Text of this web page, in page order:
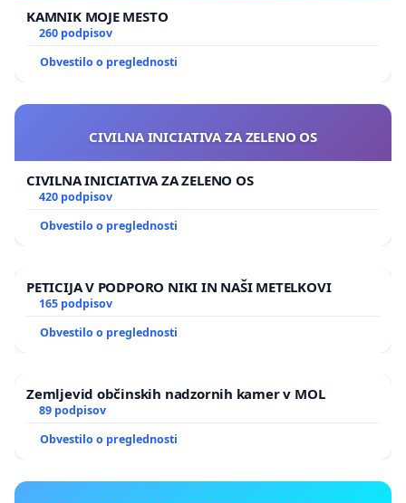
KAMNIK MOJE MESTO
260 podpisov
Obvestilo o preglednosti
CIVILNA INICIATIVA ZA ZELENO OS
CIVILNA INICIATIVA ZA ZELENO OS
420 podpisov
Obvestilo o preglednosti
PETICIJA V PODPORO NIKI IN NAŠI METELKOVI
165 podpisov
Obvestilo o preglednosti
Zemljevid občinskih nadzornih kamer v MOL
89 podpisov
Obvestilo o preglednosti